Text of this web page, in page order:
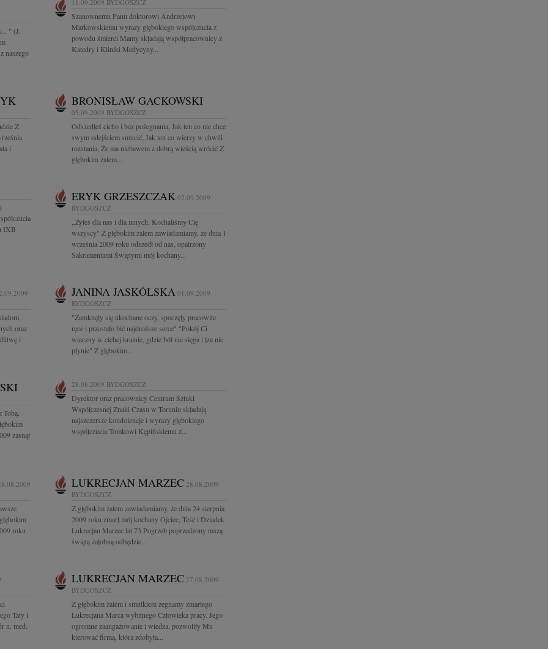
" (J.
naszego
11.09.2009 BYDGOSZCZ
Szanownemu Panu doktorowi Andrzejowi
Markowskiemu wyrazy głębokiego współczucia z
powodu śmierci Mamy składają współpracownicy z
Katedry i Kliniki Medycyny...
Z
i
BRONISŁAW GACKOWSKI
05.09.2009 BYDGOSZCZ
Odszedłeś cicho i bez pożegnania, Jak ten co nie chce
swym odejściem smucić, Jak ten co wierzy w chwili
rozstania, Że ma niebawem z dobrą wieścią wrócić Z
głębokim żalem...
IXB
ERYK GRZESZCZAK 02.09.2009
BYDGOSZCZ
,,Żyłeś dla nas i dla innych, Kochaliśmy Cię
wszyscy" Z głębokim żalem zawiadamiamy, że dnia 1
września 2009 roku odszedł od nas, opatrzony
Sakramentami Świętymi mój kochany...
oraz
i
JANINA JASKÓLSKA 01.09.2009
BYDGOSZCZ
"Zamknęły się ukochane oczy, spoczęły pracowite
ręce i przestało bić najdroższe serce" "Pokój Ci
wieczny w cichej krainie, gdzie ból nie sięga i łza nie
płynie" Z głębokim...
zasnął
28.08.2009 BYDGOSZCZ
Dyrektor oraz pracownicy Centrum Sztuki
Współczesnej Znaki Czasu w Toruniu składają
najszczersze kondolencje i wyrazy głębokiego
współczucia Tomkowi Kępińskiemu z...
roku
LUKRECJAN MARZEC 28.08.2009
BYDGOSZCZ
Z głębokim żalem zawiadamiamy, że dnia 24 sierpnia
2009 roku zmarł mój kochany Ojciec, Teść i Dziadek
Lukrecjan Marzec lat 73 Pogrzeb poprzedzony mszą
świętą żałobną odbędzie...
Taty i
n. med.
LUKRECJAN MARZEC 27.08.2009
BYDGOSZCZ
Z głębokim żalem i smutkiem żegnamy zmarłego
Lukrecjana Marca wybitnego Człowieka pracy. Jego
ogromne zaangażowanie i wiedza, pozwoliły Mu
kierować firmą, która zdobyła...